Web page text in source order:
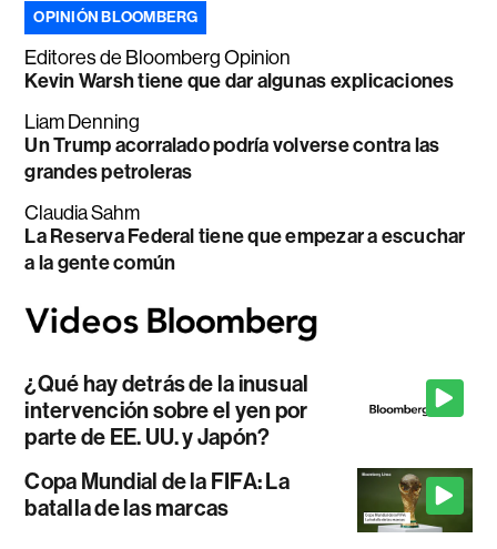
OPINIÓN BLOOMBERG
Editores de Bloomberg Opinion
Kevin Warsh tiene que dar algunas explicaciones
Liam Denning
Un Trump acorralado podría volverse contra las
grandes petroleras
Claudia Sahm
La Reserva Federal tiene que empezar a escuchar
a la gente común
¿Qué hay detrás de la inusual
intervención sobre el yen por
parte de EE. UU. y Japón?
Copa Mundial de la FIFA: La
batalla de las marcas